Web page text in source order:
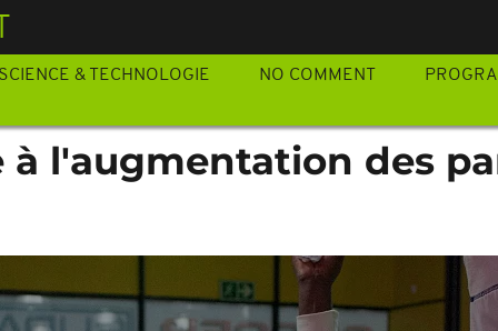
& TECHNOLOGIE NO COMMENT
à l'augmentation des